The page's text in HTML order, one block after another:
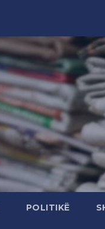
POLITIKË